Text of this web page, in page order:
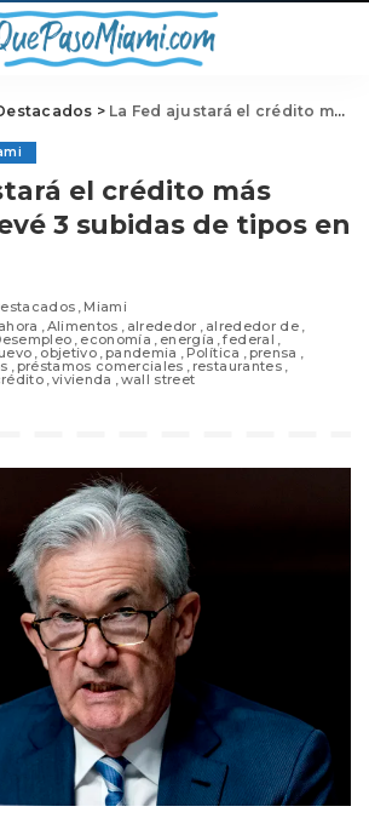
> La Fed ajustará el crédito más rápido y prevé 3 subidas de tipos en 2024
el crédito más
3 subidas de tipos en
Miami
ahora Alimentos alrededor alrededor de
economía energía federal
objetivo pandemia Política prensa
préstamos comerciales restaurantes
vivienda wall street